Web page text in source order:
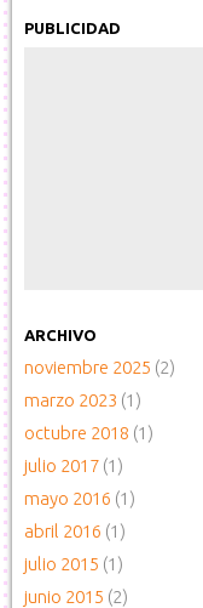
PUBLICIDAD
ARCHIVO
noviembre 2025 (2)
marzo 2023 (1)
octubre 2018 (1)
julio 2017 (1)
mayo 2016 (1)
abril 2016 (1)
julio 2015 (1)
junio 2015 (2)